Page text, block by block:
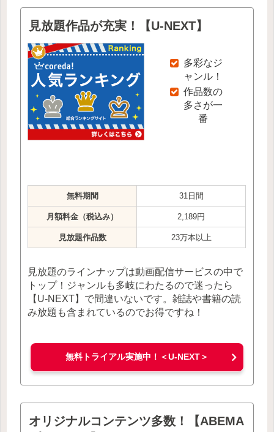
見放題作品が充実！【U-NEXT】
多彩なジ
ャンル！
作品数の
多さが一
番
無料期間 31日間
月額料金（税込み） 2,189円
見放題作品数 23万本以上
見放題のラインナップは動画配信サービスの中で
トップ！ジャンルも多岐にわたるので迷ったら
【U-NEXT】で間違いないです。雑誌や書籍の読
み放題も含まれているのでお得ですね！
無料トライアル実施中！＜U-NEXT＞
オリジナルコンテンツ多数！【ABEMA